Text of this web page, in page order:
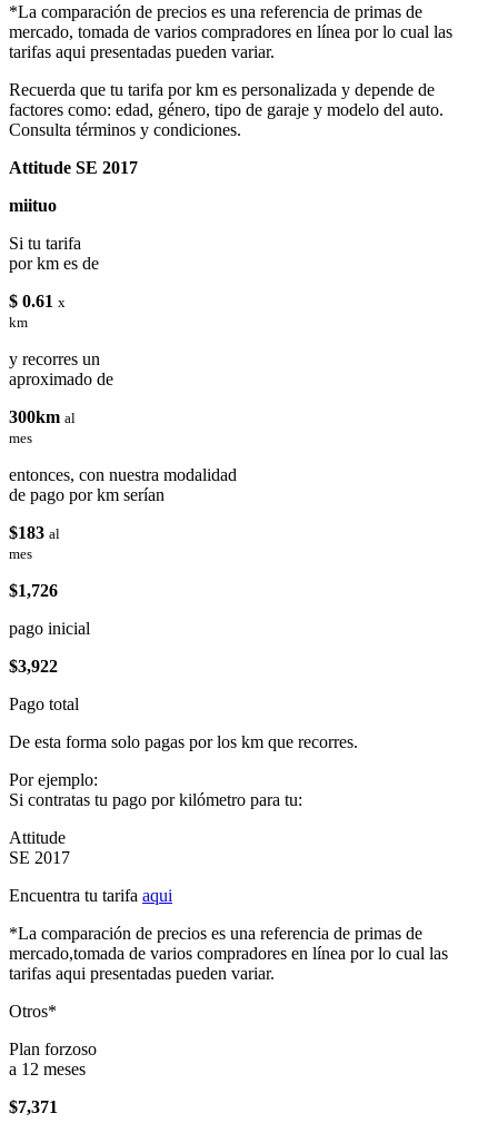
*La comparación de precios es una referencia de primas de
mercado, tomada de varios compradores en línea por lo cual las
tarifas aqui presentadas pueden variar.
Recuerda que tu tarifa por km es personalizada y depende de
factores como: edad, género, tipo de garaje y modelo del auto.
Consulta términos y condiciones.
Attitude SE 2017
miituo
Si tu tarifa
por km es de
$ 0.61 x
km
y recorres un
aproximado de
300km al
mes
entonces, con nuestra modalidad
de pago por km serían
$183 al
mes
$1,726
pago inicial
$3,922
Pago total
De esta forma solo pagas por los km que recorres.
Por ejemplo:
Si contratas tu pago por kilómetro para tu:
Attitude
SE 2017
Encuentra tu tarifa aqui
*La comparación de precios es una referencia de primas de
mercado,tomada de varios compradores en línea por lo cual las
tarifas aqui presentadas pueden variar.
Otros*
Plan forzoso
a 12 meses
$7,371